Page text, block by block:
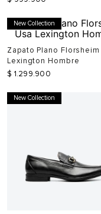
New Collection
Zapato Plano Florsheim
Lexington Hombre
$ 1.299.900
New Collection